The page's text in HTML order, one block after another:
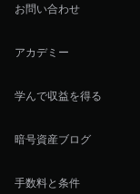
お問い合わせ
アカデミー
学んで収益を得る
暗号資産ブログ
手数料と条件